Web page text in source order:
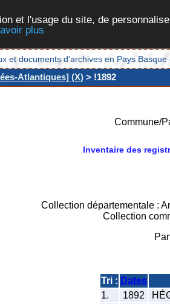
et l'usage du site, de
plus
et documents d'archives en Pays Basque
Atlantiques] (X) > !1892
Commune/
Inventaire des
Collection départementale :
Collection
Tri : Dates
1.
1892